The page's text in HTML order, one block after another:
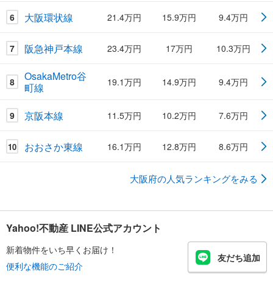
6 大阪環状線 21.4万円 15.9万円 9.4万円
7 阪急神戸本線 23.4万円 17万円 10.3万円
8
OsakaMetro谷
町線
19.1万円 14.9万円 9.4万円
9 京阪本線 11.5万円 10.2万円 7.6万円
10 おおさか東線 16.1万円 12.8万円 8.6万円
大阪府の人気ランキングをみる
Yahoo!不動産 LINE公式アカウント
新着物件をいち早くお届け！
便利な機能のご紹介
友だち追加